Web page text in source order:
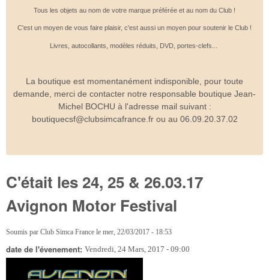
Tous les objets au nom de votre marque préférée et au nom du Club !
C'est un moyen de vous faire plaisir, c'est aussi un moyen pour soutenir le Club !
Livres, autocollants, modèles réduits, DVD, portes-clefs...
La boutique est momentanément indisponible, pour toute
demande, merci de contacter notre responsable boutique Jean-
Michel BOCHU à l'adresse mail suivant :
boutiquecsf@clubsimcafrance.fr ou au 06.09.20.37.02
C'était les 24, 25 & 26.03.17
Avignon Motor Festival
Soumis par Club Simca France le mer, 22/03/2017 - 18:53
date de l'évenement: Vendredi, 24 Mars, 2017 - 09:00